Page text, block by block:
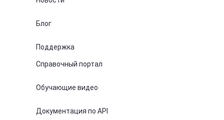
Блог
Поддержка
Справочный портал
Обучающие видео
Документация по API